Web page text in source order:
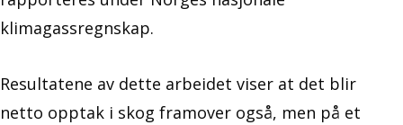
klimagassregnskap.
Resultatene av dette arbeidet viser at det blir
netto opptak i skog framover også, men på et